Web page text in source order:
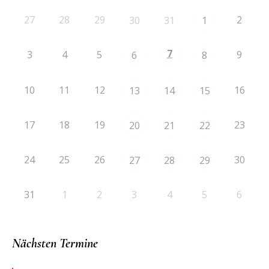
27 28 29 30 31 1 2
3 4 5 6 7 8 9
10 11 12 13 14 15 16
17 18 19 20 21 22 23
24 25 26 27 28 29 30
31 1 2 3 4 5 6
Nächsten Termine